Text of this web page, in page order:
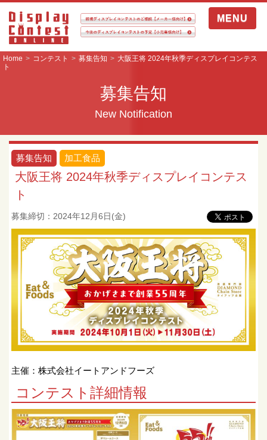
MENU
Home コンテスト 募集告知
大阪王将 2024年秋季ディスプレイコンテス
ト
募集告知
New Notification
募集告知 加工食品
大阪王将 2024年秋季ディスプレイコンテス
ト
募集締切：2024年12月6日(金)
主催：株式会社イートアンドフーズ
コンテスト詳細情報